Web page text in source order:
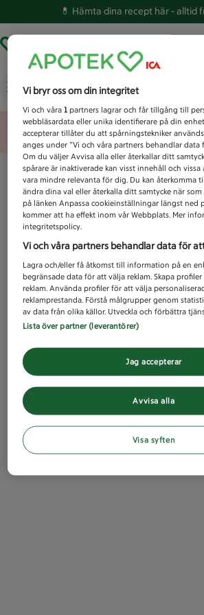
💊 Hämta dina recept här -alltid
Vad letar du efter idag?
Unknown error
Vi bryr oss om din integritet
Vi och våra1 partners lagrar och får tillgång till
webbläsardata eller unika identifierare på din
accepterar tillåter du att spårningstekniker
anges under ”Vi och våra partners behandlar data
Om du väljer Avvisa alla eller återkallar ditt
spårare är inaktiverade kan visst innehåll och
vara mindre relevanta för dig. Du kan återkomma
ändra dina val eller återkalla ditt samtycke när
på länken Anpassa cookieinställningar längst ned
kommer att ha effekt inom vår Webbplats. Mer
integritetspolicy.
Vi och våra partners behandlar data för
Lagra och/eller få åtkomst till information på en
begränsade data för att välja reklam. Skapa
reklam. Använda profiler för att välja
reklamprestanda. Förstå målgrupper genom
av data från olika källor. Utveckla och förbättra
Lista över partner (leverantörer)
Avvisa alla
Jag accepterar
Visa syften